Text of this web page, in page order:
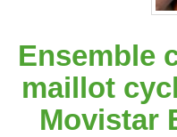
Ensemble
maillot
Movistar